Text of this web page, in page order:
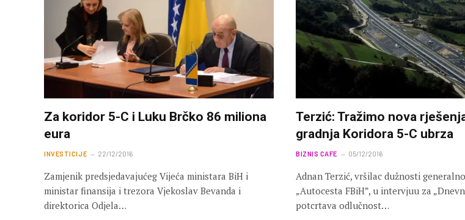
Za koridor 5-C i Luku Brčko 86 miliona
eura
INVESTICIJE 22/12/2016
Zamjenik predsjedavajućeg Vijeća ministara BiH i
ministar finansija i trezora Vjekoslav Bevanda i
direktorica Odjela…
Terzić: Tražimo nova
gradnja Koridora 5-C ubrza
BIZNIS CAFE 05/12/2016
Adnan Terzić, vršilac dužnosti
„Autocesta FBiH”, u intervjuu za
potcrtava odlučnost…